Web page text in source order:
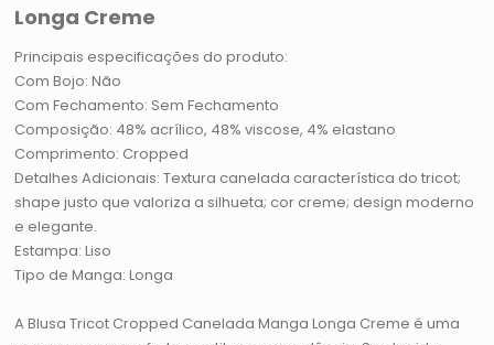
Longa Creme
Principais especificações do produto:
Com Bojo: Não
Com Fechamento: Sem Fechamento
Composição: 48% acrílico, 48% viscose, 4% elastano
Comprimento: Cropped
Detalhes Adicionais: Textura canelada característica do tricot;
shape justo que valoriza a silhueta; cor creme; design moderno
e elegante.
Estampa: Liso
Tipo de Manga: Longa
A Blusa Tricot Cropped Canelada Manga Longa Creme é uma